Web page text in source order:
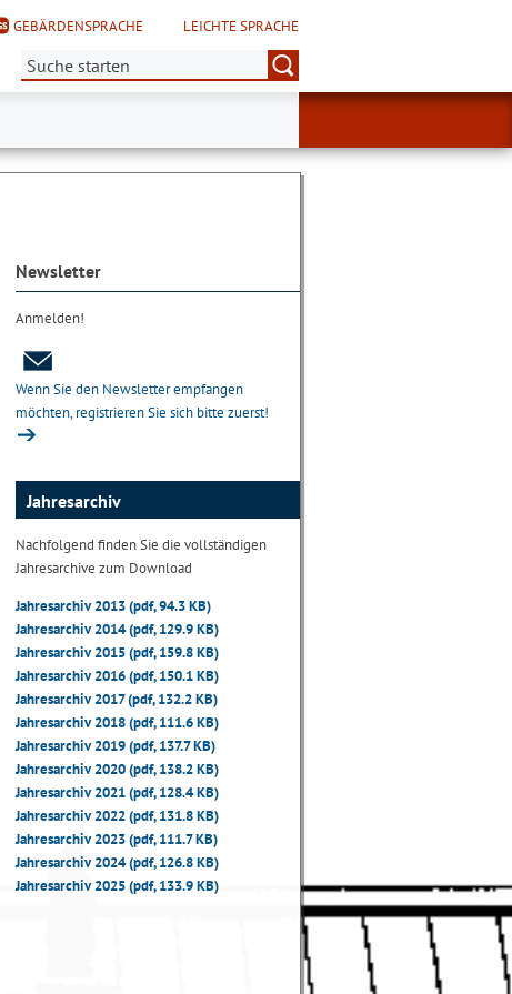
GEBÄRDENSPRACHE
LEICHTE SPRACHE
Suche:
Newsletter
Anmelden!
Wenn Sie den Newsletter empfangen
möchten, registrieren Sie sich bitte zuerst!
Jahresarchiv
Nachfolgend finden Sie die vollständigen
Jahresarchive zum Download
Jahresarchiv 2013 (pdf, 94.3 KB)
Jahresarchiv 2014 (pdf, 129.9 KB)
Jahresarchiv 2015 (pdf, 159.8 KB)
Jahresarchiv 2016 (pdf, 150.1 KB)
Jahresarchiv 2017 (pdf, 132.2 KB)
Jahresarchiv 2018 (pdf, 111.6 KB)
Jahresarchiv 2019 (pdf, 137.7 KB)
Jahresarchiv 2020 (pdf, 138.2 KB)
Jahresarchiv 2021 (pdf, 128.4 KB)
Jahresarchiv 2022 (pdf, 131.8 KB)
Jahresarchiv 2023 (pdf, 111.7 KB)
Jahresarchiv 2024 (pdf, 126.8 KB)
Jahresarchiv 2025 (pdf, 133.9 KB)